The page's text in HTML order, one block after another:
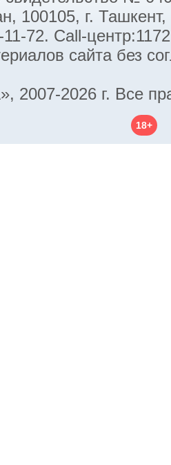
100105, г.
72. Call-
сайта без
2007-2026 г. Все
18+